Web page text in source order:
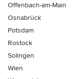
Offenbach-am-Main
Osnabrück
Potsdam
Rostock
Solingen
Wien